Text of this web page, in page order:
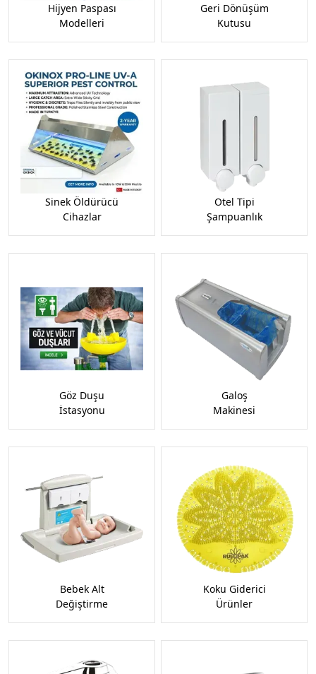
Hijyen Paspası
Modelleri
Geri Dönüşüm
Kutusu
Sinek Öldürücü
Cihazlar
Otel Tipi
Şampuanlık
Göz Duşu
İstasyonu
Galoş
Makinesi
Bebek Alt
Değiştirme
Koku Giderici
Ürünler